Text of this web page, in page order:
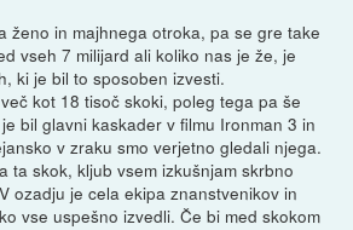
ženo in majhnega otroka, pa se gre take
vseh 7 milijard ali koliko nas je že, je
ki je bil to sposoben izvesti.
kot 18 tisoč skoki, poleg tega pa še
bil glavni kaskader v filmu Ironman 3 in
v zraku smo verjetno gledali njega.
ta skok, kljub vsem izkušnjam skrbno
ozadju je cela ekipa znanstvenikov in
vse uspešno izvedli. Če bi med skokom